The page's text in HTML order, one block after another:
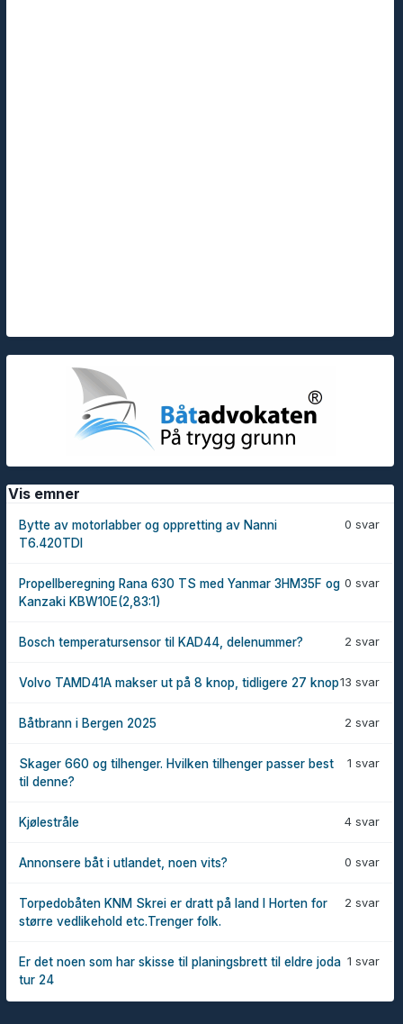
Vis emner
0 svar
Bytte av motorlabber og oppretting av Nanni
T6.420TDI
0 svar
Propellberegning Rana 630 TS med Yanmar 3HM35F og
Kanzaki KBW10E(2,83:1)
2 svar
Bosch temperatursensor til KAD44, delenummer?
13 svar
Volvo TAMD41A makser ut på 8 knop, tidligere 27 knop
2 svar
Båtbrann i Bergen 2025
1 svar
Skager 660 og tilhenger. Hvilken tilhenger passer best
til denne?
4 svar
Kjølestråle
0 svar
Annonsere båt i utlandet, noen vits?
2 svar
Torpedobåten KNM Skrei er dratt på land I Horten for
større vedlikehold etc.Trenger folk.
1 svar
Er det noen som har skisse til planingsbrett til eldre joda
tur 24